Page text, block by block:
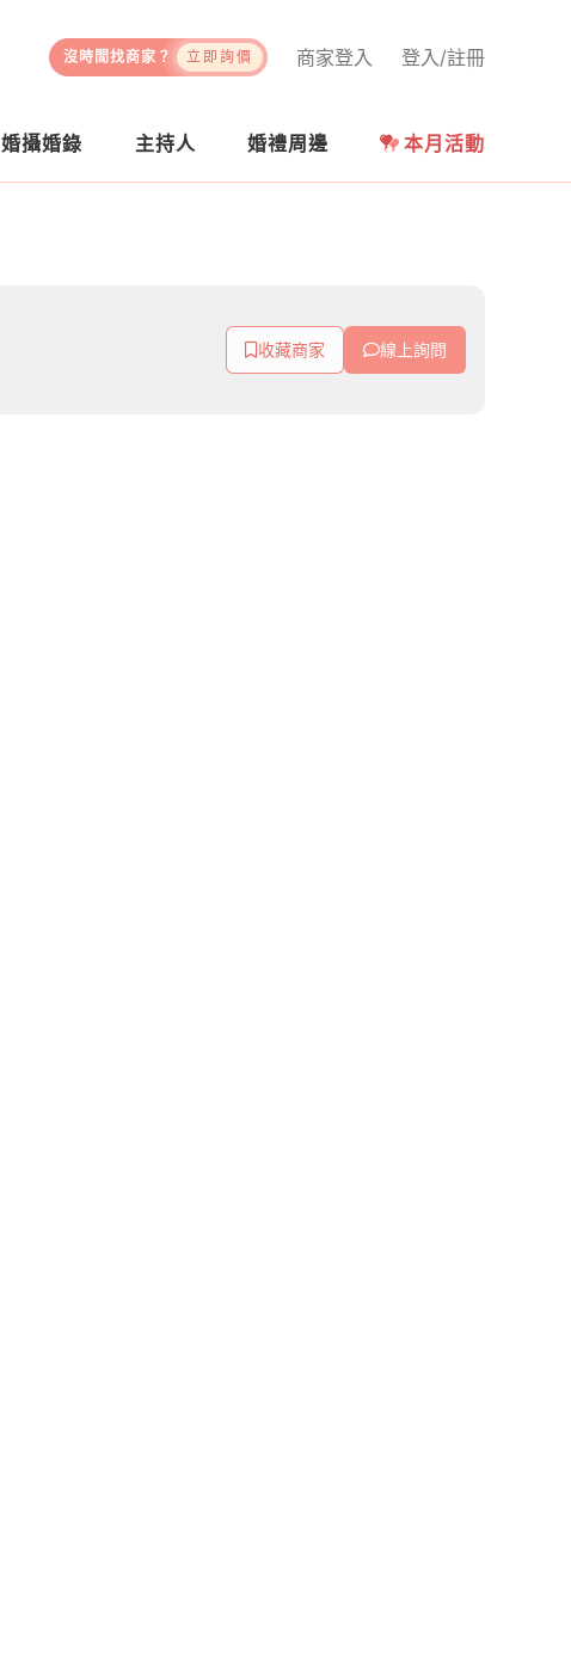
登入/註冊
商家登入
沒時間找商家？ 立即詢價
婚攝婚錄 主持人 婚禮周邊 本月活動
收藏商家 線上詢問